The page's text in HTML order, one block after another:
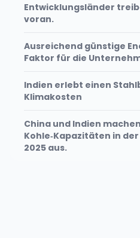
Entwicklungsländer
voran.
Ausreichend günstige
Faktor für die
Indien erlebt einen
Klimakosten
China und Indien
Kohle‑Kapazitäten in
2025 aus.